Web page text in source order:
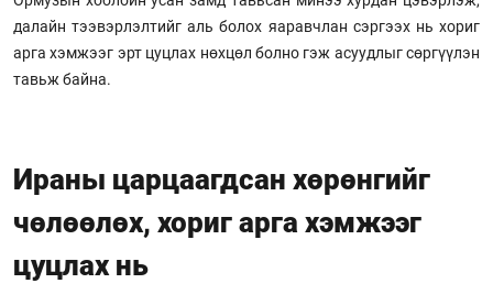
далайн тээвэрлэлтийг аль болох яаравчлан сэргээх нь хориг
арга хэмжээг эрт цуцлах нөхцөл болно гэж асуудлыг сөргүүлэн
тавьж байна.
Ираны царцаагдсан хөрөнгийг
чөлөөлөх, хориг арга хэмжээг
цуцлах нь